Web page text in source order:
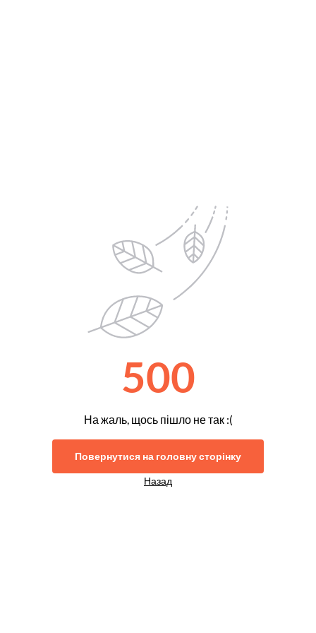
500
На жаль, щось пішло не так :(
Повернутися на головну сторінку
Назад